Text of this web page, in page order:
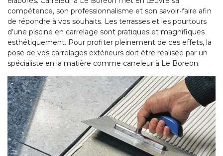
compétence, son professionnalisme et son savoir-faire afin
de répondre à vos souhaits. Les terrasses et les pourtours
d’une piscine en carrelage sont pratiques et magnifiques
esthétiquement. Pour profiter pleinement de ces effets, la
pose de vos carrelages extérieurs doit être réalisée par un
spécialiste en la matière comme carreleur à Le Boreon.